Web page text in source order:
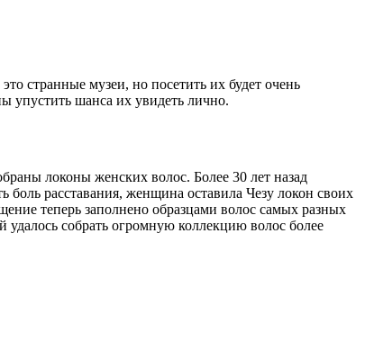
странные музеи, но посетить их будет очень
упустить шанса их увидеть лично.
локоны женских волос. Более 30 лет назад
расставания, женщина оставила Чезу локон своих
теперь заполнено образцами волос самых разных
собрать огромную коллекцию волос более